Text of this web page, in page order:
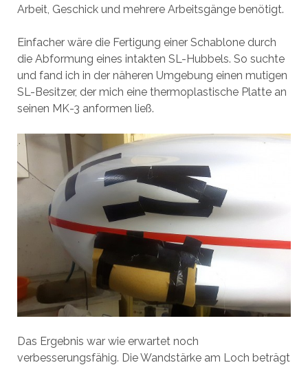
Arbeit, Geschick und mehrere Arbeitsgänge benötigt.
Einfacher wäre die Fertigung einer Schablone durch
die Abformung eines intakten SL-Hubbels. So suchte
und fand ich in der näheren Umgebung einen mutigen
SL-Besitzer, der mich eine thermoplastische Platte an
seinen MK-3 anformen ließ.
Das Ergebnis war wie erwartet noch
verbesserungsfähig. Die Wandstärke am Loch beträgt